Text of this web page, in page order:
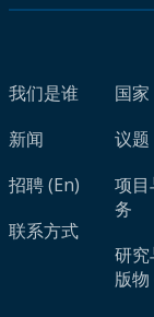
我们是谁
新闻
招聘 (En)
联系方式
国家
议题
项目
务
研究
版物